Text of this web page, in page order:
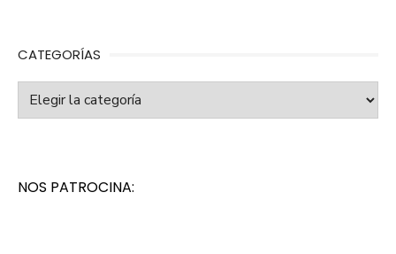
CATEGORÍAS
Categorías
NOS PATROCINA: